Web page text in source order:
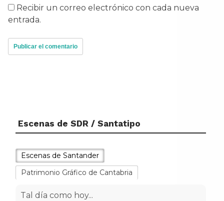
Recibir un correo electrónico con cada nueva
entrada.
Escenas de SDR / Santatipo
Escenas de Santander
Patrimonio Gráfico de Cantabria
Tal día como hoy...